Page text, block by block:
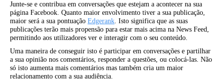
Junte-se e contribua em conversações que estejam a acontecer na sua
página Facebook. Quanto maior envolvimento tiver a sua publicação,
maior será a sua pontuação Edgerank. Isto significa que as suas
publicações terão mais propensão para estar mais acima na News Feed,
permitindo aos utilizadores ver e interagir com o seu conteúdo.
Uma maneira de conseguir isto é participar em conversações e partilhar
a sua opinião nos comentários, responder a questões, ou colocá-las. Não
só isto aumenta mais comentários mas também cria um maior
relacionamento com a sua audiência.